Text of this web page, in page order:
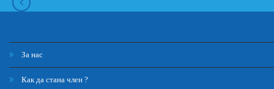
За нас
Как да стана член ?